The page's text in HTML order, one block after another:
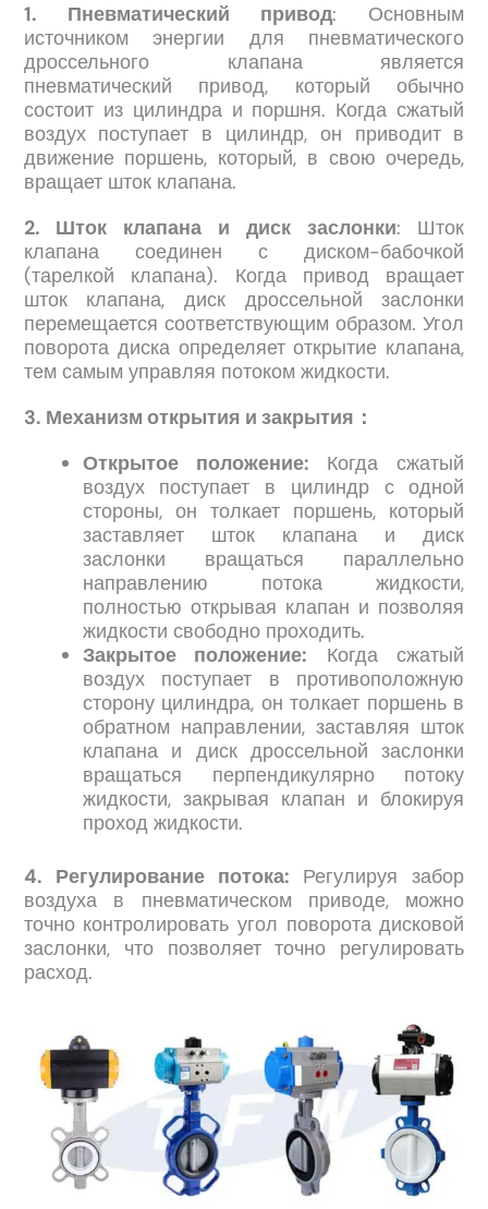
1. Пневматический привод: Основным
источником энергии для пневматического
дроссельного клапана является
пневматический привод, который обычно
состоит из цилиндра и поршня. Когда сжатый
воздух поступает в цилиндр, он приводит в
движение поршень, который, в свою очередь,
вращает шток клапана.
2. Шток клапана и диск заслонки: Шток
клапана соединен с диском-бабочкой
(тарелкой клапана). Когда привод вращает
шток клапана, диск дроссельной заслонки
перемещается соответствующим образом. Угол
поворота диска определяет открытие клапана,
тем самым управляя потоком жидкости.
3. Механизм открытия и закрытия：
Открытое положение: Когда сжатый
воздух поступает в цилиндр с одной
стороны, он толкает поршень, который
заставляет шток клапана и диск
заслонки вращаться параллельно
направлению потока жидкости,
полностью открывая клапан и позволяя
жидкости свободно проходить.
Закрытое положение: Когда сжатый
воздух поступает в противоположную
сторону цилиндра, он толкает поршень в
обратном направлении, заставляя шток
клапана и диск дроссельной заслонки
вращаться перпендикулярно потоку
жидкости, закрывая клапан и блокируя
проход жидкости.
4. Регулирование потока: Регулируя забор
воздуха в пневматическом приводе, можно
точно контролировать угол поворота дисковой
заслонки, что позволяет точно регулировать
расход.